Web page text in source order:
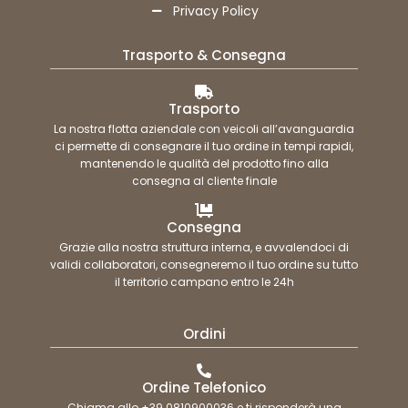
Privacy Policy
Trasporto & Consegna
Trasporto
La nostra flotta aziendale con veicoli all’avanguardia
ci permette di consegnare il tuo ordine in tempi rapidi,
mantenendo le qualità del prodotto fino alla
consegna al cliente finale
Consegna
Grazie alla nostra struttura interna, e avvalendoci di
validi collaboratori, consegneremo il tuo ordine su tutto
il territorio campano entro le 24h
Ordini
Ordine Telefonico